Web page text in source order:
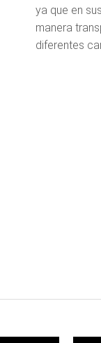
ya que en
manera
diferentes